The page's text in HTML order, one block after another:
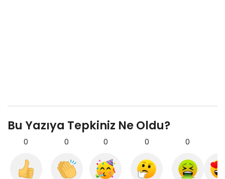
Bu Yazıya Tepkiniz Ne Oldu?
0 0 0 0 0